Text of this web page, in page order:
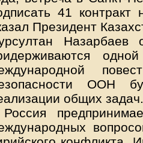
41
Президент
Назарбаев
ООН
общих задач.